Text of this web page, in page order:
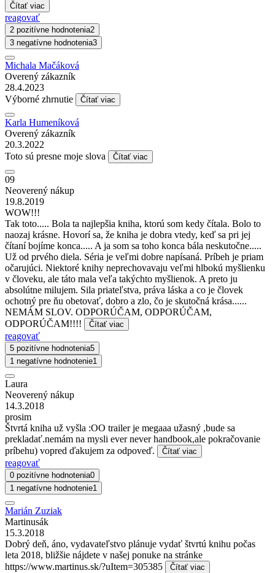
Čítať viac
reagovať
2 pozitívne hodnotenia2
3 negatívne hodnotenia3
Michala Mačáková
Overený zákazník
28.4.2023
Výborné zhrnutie
Čítať viac
Karla Humeníková
Overený zákazník
20.3.2022
Toto sú presne moje slova
Čítať viac
09
Neoverený nákup
19.8.2019
WOW!!!
Tak toto..... Bola ta najlepšia kniha, ktorú som kedy čítala. Bolo to
naozaj krásne. Hovorí sa, že kniha je dobra vtedy, keď sa pri jej
čítaní bojíme konca..... A ja som sa toho konca bála neskutočne.....
Už od prvého diela. Séria je veľmi dobre napísaná. Príbeh je priam
očarujúci. Niektoré knihy neprechovavaju veľmi hlbokú myšlienku
v človeku, ale táto mala veľa takýchto myšlienok. A preto ju
absolútne milujem. Sila priateľstva, práva láska a co je človek
ochotný pre ňu obetovať, dobro a zlo, čo je skutočná krása......
NEMÁM SLOV. ODPORÚČAM, ODPORÚČAM,
ODPORÚČAM!!!!
Čítať viac
reagovať
5 pozitívne hodnotenia5
1 negatívne hodnotenie1
Laura
Neoverený nákup
14.3.2018
prosim
Štvrtá kniha už vyšla :OO trailer je megaaa užasný ,bude sa
prekladať.nemám na mysli ever never handbook,ale pokračovanie
príbehu) vopred ďakujem za odpoveď.
Čítať viac
reagovať
0 pozitívne hodnotenia0
1 negatívne hodnotenie1
Marián Zuziak
Martinusák
15.3.2018
Dobrý deň, áno, vydavateľstvo plánuje vydať štvrtú knihu počas
leta 2018, bližšie nájdete v našej ponuke na stránke
https://www.martinus.sk/?uItem=305385
Čítať viac